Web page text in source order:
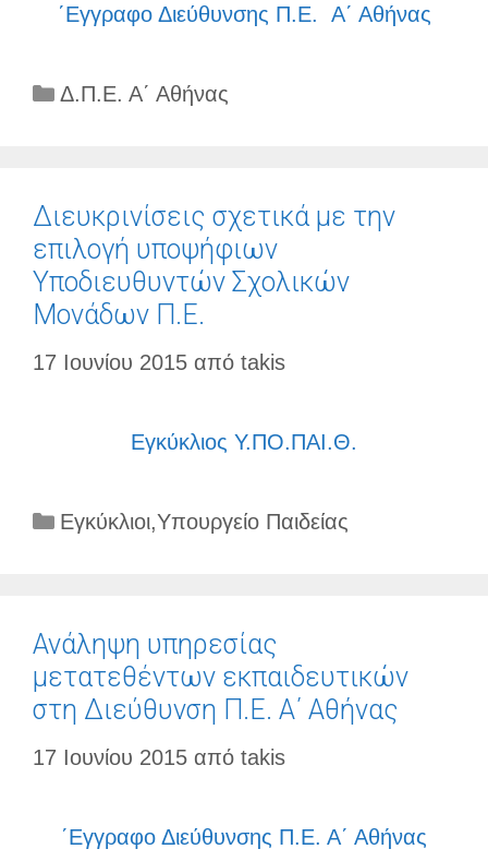
΄Εγγραφο Διεύθυνσης Π.Ε. Α΄ Αθήνας
Κατηγορίες
Δ.Π.Ε. Α΄ Αθήνας
Διευκρινίσεις σχετικά με την
επιλογή υποψήφιων
Υποδιευθυντών Σχολικών
Μονάδων Π.Ε.
17 Ιουνίου 2015 από takis
Εγκύκλιος Υ.ΠΟ.ΠΑΙ.Θ.
Κατηγορίες
Εγκύκλιοι,Υπουργείο Παιδείας
Ανάληψη υπηρεσίας
μετατεθέντων εκπαιδευτικών
στη Διεύθυνση Π.Ε. Α΄ Αθήνας
17 Ιουνίου 2015 από takis
΄Εγγραφο Διεύθυνσης Π.Ε. Α΄ Αθήνας